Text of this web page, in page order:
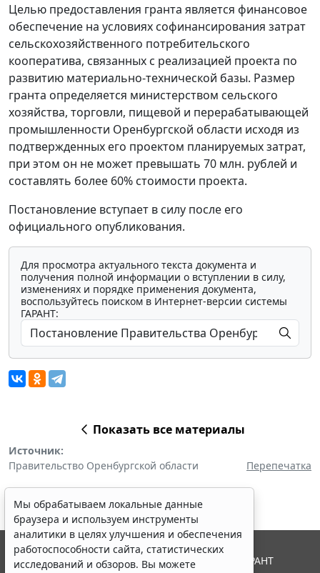
Целью предоставления гранта является финансовое
обеспечение на условиях софинансирования затрат
сельскохозяйственного потребительского
кооператива, связанных с реализацией проекта по
развитию материально-технической базы. Размер
гранта определяется министерством сельского
хозяйства, торговли, пищевой и перерабатывающей
промышленности Оренбургской области исходя из
подтвержденных его проектом планируемых затрат,
при этом он не может превышать 70 млн. рублей и
составлять более 60% стоимости проекта.
Постановление вступает в силу после его
официального опубликования.
Для просмотра актуального текста документа и
получения полной информации о вступлении в силу,
изменениях и порядке применения документа,
воспользуйтесь поиском в Интернет-версии системы
ГАРАНТ:
Показать все материалы
Источник:
Правительство Оренбургской области
Перепечатка
Мы обрабатываем локальные данные
браузера и используем инструменты
аналитики в целях улучшения и обеспечения
работоспособности сайта, статистических
исследований и обзоров. Вы можете
© ООО "НПП "ГАРАНТ-СЕРВИС", 2026. Система ГАРАНТ